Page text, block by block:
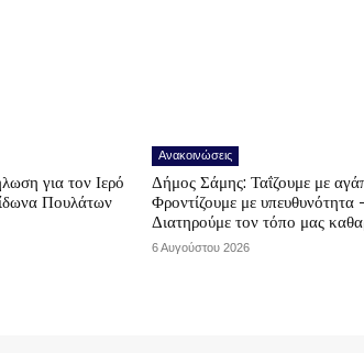
για τον Ιερό
Πουλάτων
Ανακοινώσεις
Δήμος Σάμης: Ταΐζουμε με
Φροντίζουμε με υπευθυνότητα
Διατηρούμε τον τόπο μας
6 Αυγούστου 2026